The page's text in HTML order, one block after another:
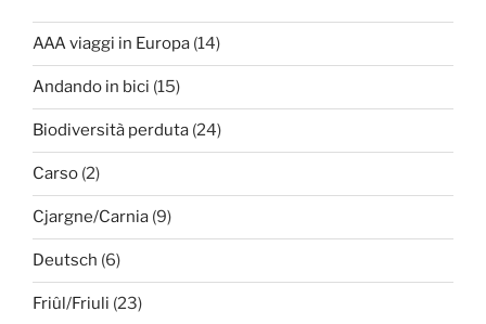
AAA viaggi in Europa (14)
Andando in bici (15)
Biodiversità perduta (24)
Carso (2)
Cjargne/Carnia (9)
Deutsch (6)
Friûl/Friuli (23)